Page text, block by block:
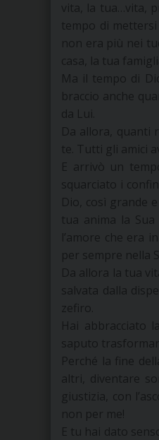
vita, la tua…vita,
tempo di
non era più nei
casa, la tua
Ma il tempo di
braccio anche
da Lui.
Da allora, quanti
te. Tutti gli amici
E arrivò un
squarciato i
Dio, così grande
tua anima la
l’amore che era
per sempre nella
Da allora la tua
salvata dalla
zefiro.
Hai abbracciato
saputo
Perché la fine
altri, diventare
giustizia, con
non per me!
E tu hai dato